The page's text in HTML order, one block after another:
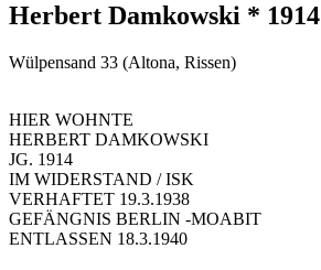
Herbert Damkowski * 1914
Wülpensand 33 (Altona, Rissen)
HIER WOHNTE
HERBERT DAMKOWSKI
JG. 1914
IM WIDERSTAND / ISK
VERHAFTET 19.3.1938
GEFÄNGNIS BERLIN -MOABIT
ENTLASSEN 18.3.1940